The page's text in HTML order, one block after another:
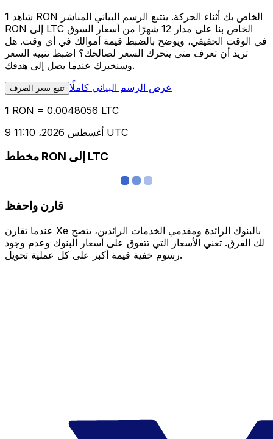
شاهد 1 RON الخاص بك أثناء الحركة. يتتبع الرسم البياني المباشر
RON إلى LTC الخاص بنا على مدار 12 شهرًا من أسعار السوق
في الوقت الحقيقي، ويوضح بالضبط قيمة أموالك في أي وقت. هل
تريد أن تعرف متى يتحرك السعر لصالحك؟ اضبط تنبيه السعر
وسنخبرك عندما يصل إلى هدفك.
تتبع سعر الصرف عرض الرسم البياني كاملًا
1 RON = 0.0048056 LTC
9 أغسطس 2026، 11:10 UTC
مخطط RON إلى LTC
قارن واحفظ
عندما تقارن Xe بالبنوك الرائدة ومقدمي الخدمات الرائدين، يتضح
لك الفرق. تعني الأسعار التي تتفوق على أسعار البنوك وعدم وجود
رسوم خفية قيمة أكبر على كل عملية تحويل.